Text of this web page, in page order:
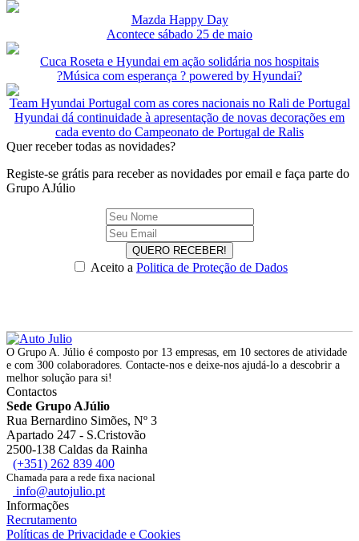
Mazda Happy Day
Acontece sábado 25 de maio
Cuca Roseta e Hyundai em ação solidária nos hospitais
?Música com esperança ? powered by Hyundai?
Team Hyundai Portugal com as cores nacionais no Rali de Portugal
Hyundai dá continuidade à apresentação de novas decorações em
cada evento do Campeonato de Portugal de Ralis
Quer receber todas as novidades?
Registe-se grátis para receber as novidades por email e faça parte do
Grupo AJúlio
QUERO RECEBER!
Aceito a Politica de Proteção de Dados
O Grupo A. Júlio é composto por 13 empresas, em 10 sectores de atividade
e com 300 colaboradores. Contacte-nos e deixe-nos ajudá-lo a descobrir a
melhor solução para si!
Contactos
Sede Grupo AJúlio
Rua Bernardino Simões, Nº 3
Apartado 247 - S.Cristovão
2500-138 Caldas da Rainha
(+351) 262 839 400
Chamada para a rede fixa nacional
info@autojulio.pt
Informações
Recrutamento
Políticas de Privacidade e Cookies